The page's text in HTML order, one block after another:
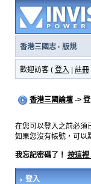
香港三國志· 版規
歡迎訪客 ( 登入 註冊
香港三國論壇-> 登
在您可以登入之前必須
如果您沒有帳號，可以
我忘記密碼了！ 按這裡
登入